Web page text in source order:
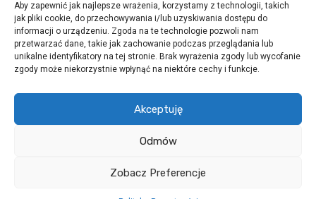
Aby zapewnić jak najlepsze wrażenia, korzystamy z technologii, takich
jak pliki cookie, do przechowywania i/lub uzyskiwania dostępu do
informacji o urządzeniu. Zgoda na te technologie pozwoli nam
przetwarzać dane, takie jak zachowanie podczas przeglądania lub
unikalne identyfikatory na tej stronie. Brak wyrażenia zgody lub wycofanie
zgody może niekorzystnie wpłynąć na niektóre cechy i funkcje.
Akceptuję
Odmów
Zobacz Preferencje
Wydział Koordynacji Włączenia Społecznego
Wydział ds. Realizacji Projektów Strukturalnych
Ośrodek Adopcyjny w Zielonej Górze
Ośrodek Adopcyjny w Gorzowie Wlkp.